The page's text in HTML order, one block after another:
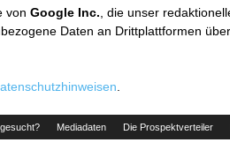
von Google Inc. , die unser
Daten an Drittplattformen
Mediadaten Die Prospektverteiler